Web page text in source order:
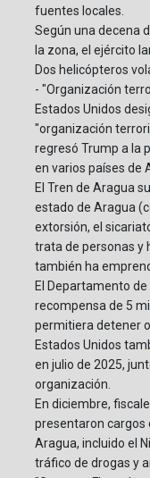
fuentes locales.
Según una decena
la zona, el ejército
Dos helicópteros
- "Organización
Estados Unidos
"organización
regresó Trump a la
en varios países de
El Tren de Aragua
estado de Aragua
extorsión, el
trata de personas y
también ha
El Departamento
recompensa de 5
permitiera detener
Estados Unidos
en julio de 2025,
organización.
En diciembre,
presentaron cargos
Aragua, incluido el
tráfico de drogas y